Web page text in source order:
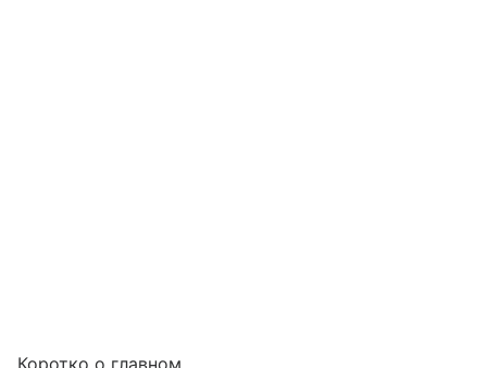
Коротко о главном